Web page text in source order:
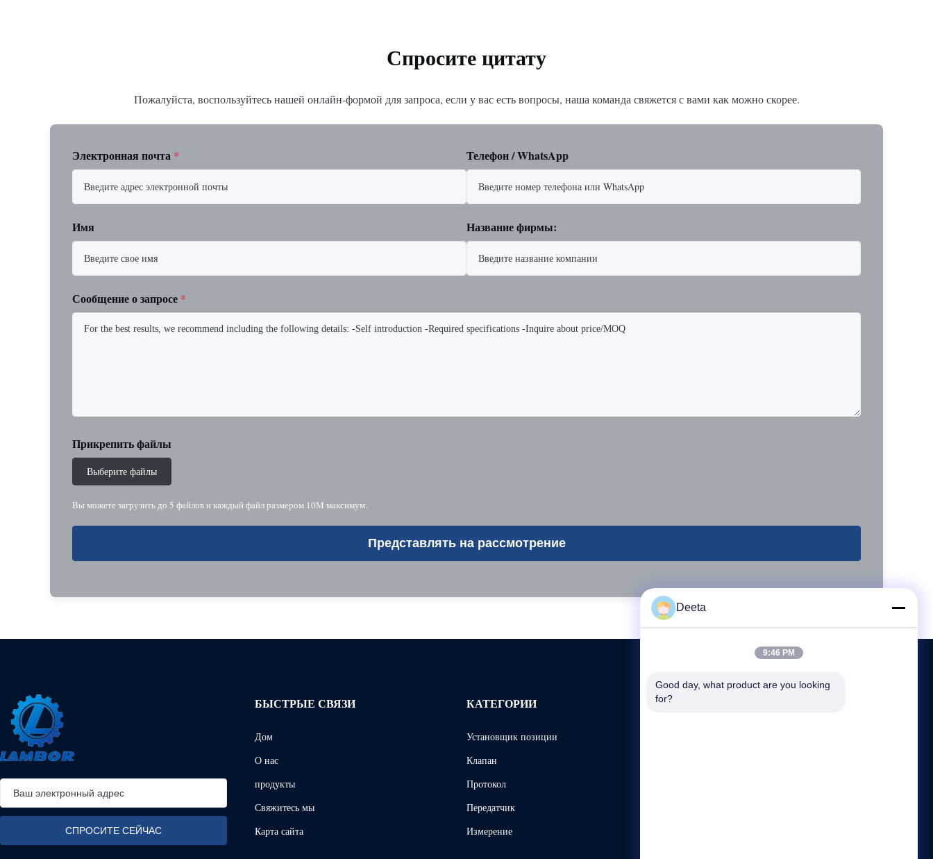
Спросите цитату
Пожалуйста, воспользуйтесь нашей онлайн-формой для запроса, если у вас есть вопросы, наша команда свяжется с вами как можно скорее.
Электронная почта * Телефон / WhatsApp
Имя Название фирмы:
Сообщение о запросе *
Прикрепить файлы
Выберите файлы
Вы можете загрузить до 5 файлов и каждый файл размером 10M максимум.
Представлять на рассмотрение
БЫСТРЫЕ СВЯЗИ
Дом
О нас
продукты
Свяжитесь мы
Карта сайта
КАТЕГОРИИ
Установщик позиции
Клапан
Протокол
Передатчик
Измерение
Deeta
9:46 PM
Good day, what product are you looking
for?